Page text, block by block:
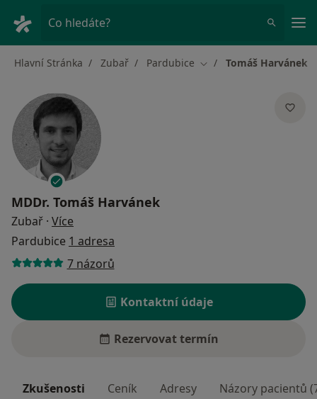
Co hledáte?
Hlavní Stránka Zubař Pardubice Změna města
Tomáš Harvánek
MDDr. Tomáš Harvánek
Zubař · Více
Pardubice 1 adresa
7 názorů
Kontaktní údaje
Rezervovat termín
Zkušenosti Ceník Adresy Názory pacientů